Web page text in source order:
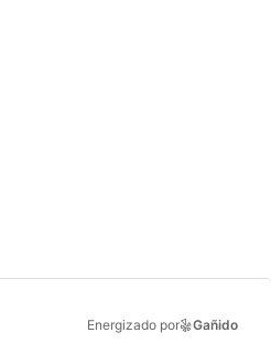
Energizado por Gañido